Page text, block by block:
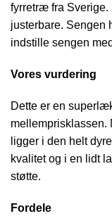
fyrretræ fra Sverige.
justerbare. Sengen
indstille sengen
Vores vurdering
Dette er en
mellemprisklassen.
ligger i den helt
kvalitet og i en lidt
støtte.
Fordele